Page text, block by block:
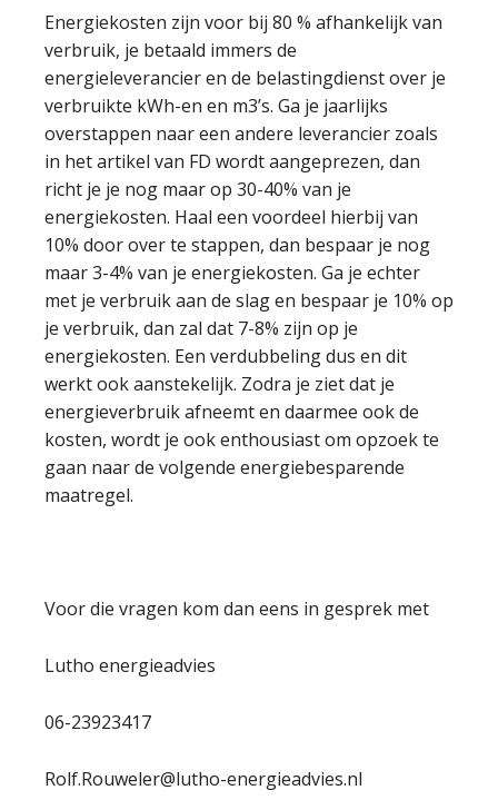
Energiekosten zijn voor bij 80 % afhankelijk van
verbruik, je betaald immers de
energieleverancier en de belastingdienst over je
verbruikte kWh-en en m3’s. Ga je jaarlijks
overstappen naar een andere leverancier zoals
in het artikel van FD wordt aangeprezen, dan
richt je je nog maar op 30-40% van je
energiekosten. Haal een voordeel hierbij van
10% door over te stappen, dan bespaar je nog
maar 3-4% van je energiekosten. Ga je echter
met je verbruik aan de slag en bespaar je 10% op
je verbruik, dan zal dat 7-8% zijn op je
energiekosten. Een verdubbeling dus en dit
werkt ook aanstekelijk. Zodra je ziet dat je
energieverbruik afneemt en daarmee ook de
kosten, wordt je ook enthousiast om opzoek te
gaan naar de volgende energiebesparende
maatregel.
Voor die vragen kom dan eens in gesprek met
Lutho energieadvies
06-23923417
Rolf.Rouweler@lutho-energieadvies.nl